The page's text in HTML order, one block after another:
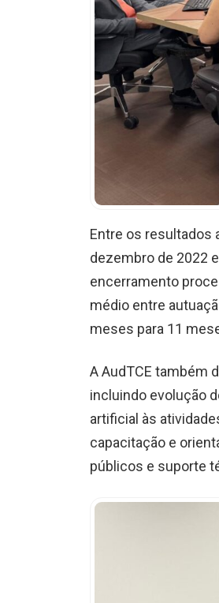
Entre os resultados
dezembro de 2022
encerramento
médio entre
meses para 11
A AudTCE também
incluindo evolução
artificial às
capacitação e
públicos e suporte